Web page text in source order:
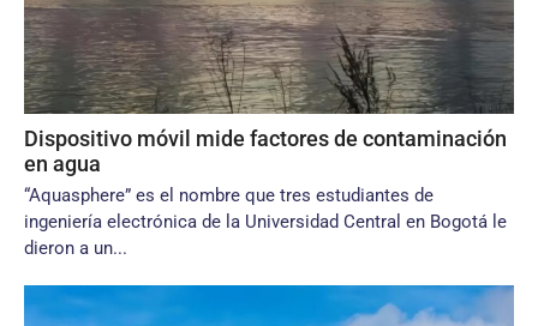
Dispositivo móvil mide factores de contaminación
en agua
“Aquasphere” es el nombre que tres estudiantes de
ingeniería electrónica de la Universidad Central en Bogotá le
dieron a un...